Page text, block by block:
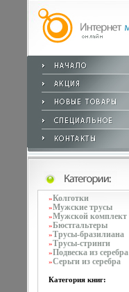
»Колготки
»Мужские трусы
»Мужской комплект
»Бюстгальтеры
»Трусы-бразилиана
»Трусы-стринги
»Подвеска из серебра
»Серьги из серебра
Категория книг: